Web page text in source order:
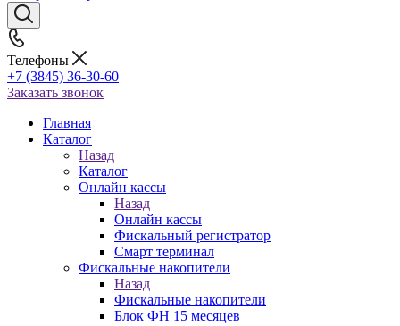
Телефоны
+7 (3845) 36-30-60
Заказать звонок
Главная
Каталог
Назад
Каталог
Онлайн кассы
Назад
Онлайн кассы
Фискальный регистратор
Смарт терминал
Фискальные накопители
Назад
Фискальные накопители
Блок ФН 15 месяцев